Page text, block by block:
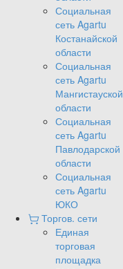
Социальная
сеть Agartu
Костанайской
области
Социальная
сеть Agartu
Мангистауской
области
Социальная
сеть Agartu
Павлодарской
области
Социальная
сеть Agartu
ЮКО
Торгов. сети
Единая
торговая
площадка